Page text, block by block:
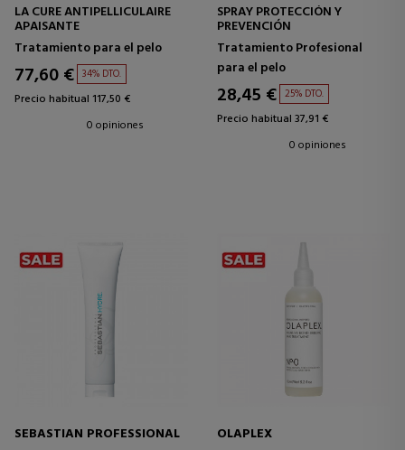
LA CURE ANTIPELLICULAIRE
APAISANTE
Tratamiento para el pelo
77,60 € 34% DTO.
Precio habitual 117,50 €
0 opiniones
SPRAY PROTECCIÓN Y
PREVENCIÓN
Tratamiento Profesional
para el pelo
28,45 € 25% DTO.
Precio habitual 37,91 €
0 opiniones
SEBASTIAN PROFESSIONAL
OLAPLEX